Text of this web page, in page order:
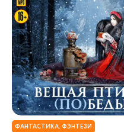
ФАНТАСТИКА. ФЭНТЕЗИ